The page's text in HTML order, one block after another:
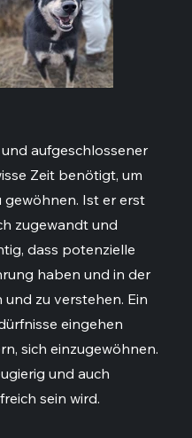
aufgeschlossener
Zeit benötigt, um
gewöhnen. Ist er erst
zugewandt und
dass potenzielle
haben und in der
und zu verstehen. Ein
eingehen
sich einzugewöhnen.
und auch
sein wird.